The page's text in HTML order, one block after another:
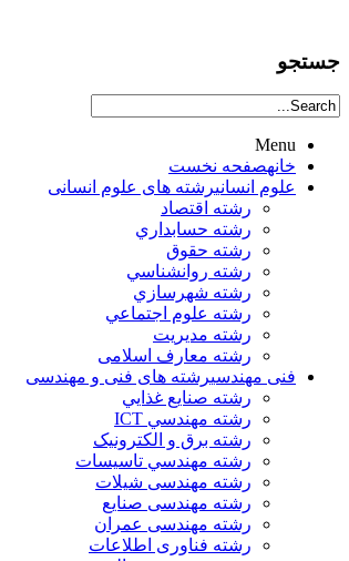
جستجو
Menu
خانهصفحه نخست
علوم انسانيرشته های علوم انسانی
رشته اقتصاد
رشته حسابداري
رشته حقوق
رشته روانشناسي
رشته شهرسازي
رشته علوم اجتماعي
رشته مديريت
رشته معارف اسلامی
فنی مهندسیرشته های فنی و مهندسی
رشته صنايع غذايي
رشته مهندسي ICT
رشته برق و الکترونيک
رشته مهندسي تاسيسات
رشته مهندسی شیلات
رشته مهندسی صنایع
رشته مهندسی عمران
رشته فناوری اطلاعات